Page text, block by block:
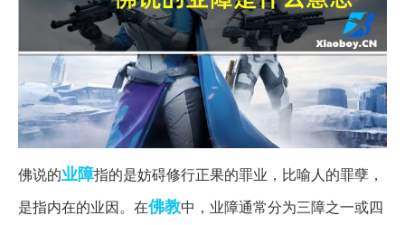
佛说的业障指的是妨碍修行正果的罪业，比喻人的罪孽，
是指内在的业因。在佛教中，业障通常分为三障之一或四